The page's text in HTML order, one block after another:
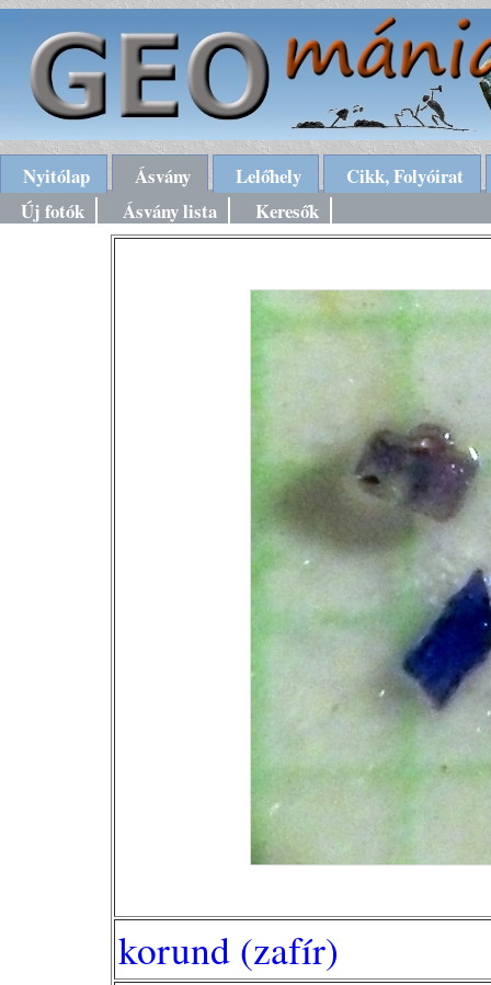
Nyitólap Ásvány Lelőhely
Cikk, Folyóirat
Új fotók
Ásvány lista Keresők
korund (zafír)